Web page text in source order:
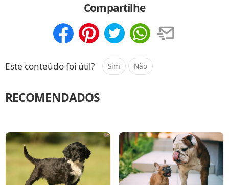
Compartilhe
Este conteúdo foi útil? Sim Não
RECOMENDADOS